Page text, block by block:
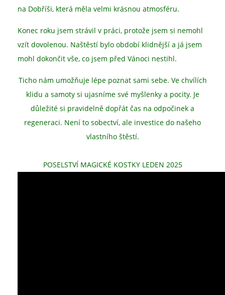
na Dobříši, která měla velmi krásnou atmosféru.
Konec roku jsem strávil v práci, protože jsem si nemohl
vzít dovolenou. Naštěstí bylo období klidnější a já jsem
mohl dokončit vše, co jsem před Vánoci nestihl.
Ticho nám umožňuje lépe poznat sami sebe. Ve chvílích
klidu a samoty si ujasníme své myšlenky a pocity. Je
důležité si pravidelně dopřát čas na odpočinek a
regeneraci. Není to sobectví, ale investice do našeho
vlastního štěstí.
POSELSTVÍ MAGICKÉ KOSTKY LEDEN 2025